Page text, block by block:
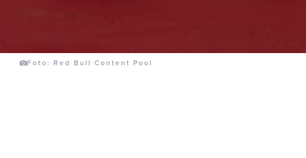
Foto: Red Bull Content Pool